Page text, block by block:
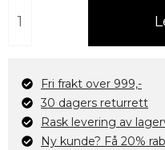
utelampe
stikkontakt,
sort
antall
Fri frakt over 999,-
30 dagers returrett
Rask levering av
Ny kunde? Få 20%